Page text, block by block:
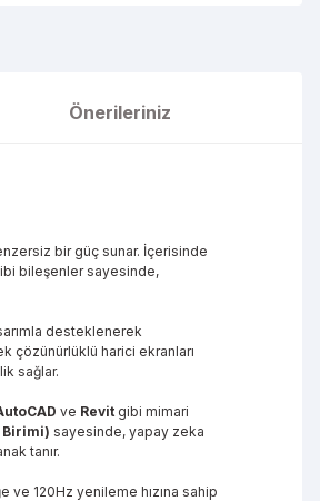
Önerileriniz
bir güç sunar. İçerisinde
bileşenler sayesinde,
desteklenerek
çözünürlüklü harici ekranları
sağlar.
ve Revit gibi mimari
Birimi) sayesinde, yapay zeka
tanır.
120Hz yenileme hızına sahip